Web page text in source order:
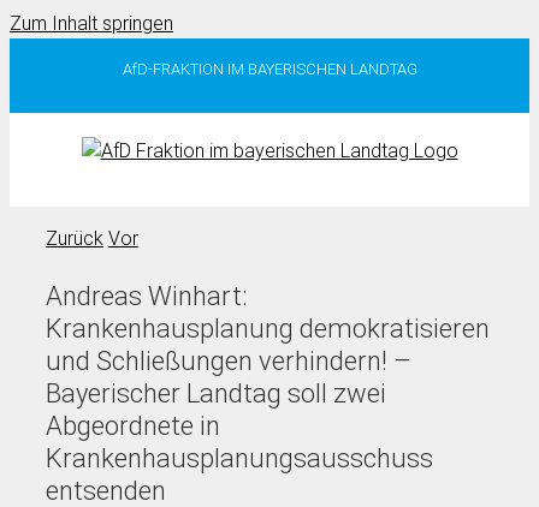
Zum Inhalt springen
AfD-FRAKTION IM BAYERISCHEN LANDTAG
Zurück Vor
Andreas Winhart:
Krankenhausplanung demokratisieren
und Schließungen verhindern! –
Bayerischer Landtag soll zwei
Abgeordnete in
Krankenhausplanungsausschuss
entsenden